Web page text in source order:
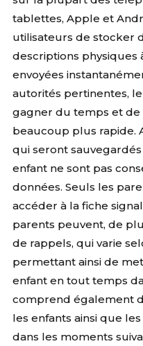
tablettes, Apple et
utilisateurs de stocker
descriptions physiques
envoyées
autorités pertinentes,
gagner du temps et de
beaucoup plus rapide.
qui seront
enfant ne sont pas
données. Seuls les
accéder à la fiche
parents peuvent, de
de rappels, qui varie
permettant ainsi de
enfant en tout temps
comprend également
les enfants ainsi que
dans les moments